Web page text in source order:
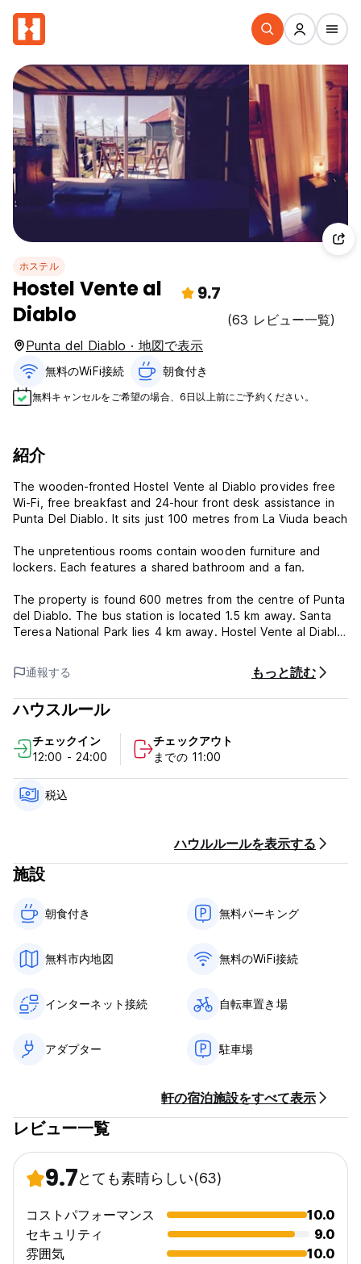
ホステル
Hostel Vente al
Diablo
9.7
(63 レビュー一覧)
Punta del Diablo · 地図で表示
無料のWiFi接続 朝食付き‎
無料キャンセルをご希望の場合、6日以上前にご予約ください。
紹介
The wooden-fronted Hostel Vente al Diablo provides free
Wi-Fi, free breakfast and 24-hour front desk assistance in
Punta Del Diablo. It sits just 100 metres from La Viuda beach
The unpretentious rooms contain wooden furniture and
lockers. Each features a shared bathroom and a fan.
The property is found 600 metres from the centre of Punta
del Diablo. The bus station is located 1.5 km away. Santa
Teresa National Park lies 4 km away. Hostel Vente al Diablo
Included in your rates: full breakfast, bed linen, lockers in
the room and free Wi-Fi.
kitchen with 3 fridges, freezers, microwaves, toasters,
coffee maker, blender and tableware.
Large living room with TV, DVD, library, video library with
Decks with tables and hammocks outside.BBQ.
Ample outdoor space with lounge chairs, hammocks, garden
Organic garden. Drinking water (Ose) and parking.
classes, towels, laundry, beverages and meals.
Valizas Ombues Mt. Horse rides.
Please note :
Only cash payment accepted on arrival.
Check- in/ Check- Out from 8am to 22 hours.
Breakfast included.
All taxes included.
Children cannot be accommodated at the hotel.
Extra beds are not available.
通報する もっと読む
ハウスルール
チェックイン
12:00 - 24:00
チェックアウト
までの 11:00
税込
ハウルルールを表示する
施設
朝食付き‎ 無料パーキング
無料市内地図 無料のWiFi接続
インターネット接続 自転車置き場
アダプター 駐車場
軒の宿泊施設をすべて表示
レビュー一覧
9.7とても素晴らしい(63)
コストパフォーマンス
10.0
セキュリティ
9.0
雰囲気
10.0